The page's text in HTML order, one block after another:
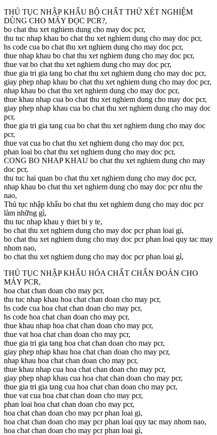
THỦ TỤC NHẬP KHẨU BỘ CHẤT THỬ XÉT NGHIỆM
DÙNG CHO MÁY ĐỌC PCR?,
bo chat thu xet nghiem dung cho may doc pcr,
thu tuc nhap khau bo chat thu xet nghiem dung cho may doc pcr,
hs code cua bo chat thu xet nghiem dung cho may doc pcr,
thue nhap khau bo chat thu xet nghiem dung cho may doc pcr,
thue vat bo chat thu xet nghiem dung cho may doc pcr,
thue gia tri gia tang bo chat thu xet nghiem dung cho may doc pcr,
giay phep nhap khau bo chat thu xet nghiem dung cho may doc pcr,
nhap khau bo chat thu xet nghiem dung cho may doc pcr,
thue khau nhap cua bo chat thu xet nghiem dung cho may doc pcr,
giay phep nhap khau cua bo chat thu xet nghiem dung cho may doc
pcr,
thue gia tri gia tang cua bo chat thu xet nghiem dung cho may doc
pcr,
thue vat cua bo chat thu xet nghiem dung cho may doc pcr,
phan loai bo chat thu xet nghiem dung cho may doc pcr,
CONG BO NHAP KHAU bo chat thu xet nghiem dung cho may
doc pcr,
thu tuc hai quan bo chat thu xet nghiem dung cho may doc pcr,
nhap khau bo chat thu xet nghiem dung cho may doc pcr nhu the
nao,
Thủ tục nhập khẩu bo chat thu xet nghiem dung cho may doc pcr
làm những gì,
thu tuc nhap khau y thiet bi y te,
bo chat thu xet nghiem dung cho may doc pcr phan loai gi,
bo chat thu xet nghiem dung cho may doc pcr phan loai quy tac may
nhom nao,
bo chat thu xet nghiem dung cho may doc pcr phan loai gì,
THỦ TỤC NHẬP KHẨU HÓA CHẤT CHẨN ĐOÁN CHO
MÁY PCR,
hoa chat chan doan cho may pcr,
thu tuc nhap khau hoa chat chan doan cho may pcr,
hs code cua hoa chat chan doan cho may pcr,
hs code hoa chat chan doan cho may pcr,
thue khau nhap hoa chat chan doan cho may pcr,
thue vat hoa chat chan doan cho may pcr,
thue gia tri gia tang hoa chat chan doan cho may pcr,
giay phep nhap khau hoa chat chan doan cho may pcr,
nhap khau hoa chat chan doan cho may pcr,
thue khau nhap cua hoa chat chan doan cho may pcr,
giay phep nhap khau cua hoa chat chan doan cho may pcr,
thue gia tri gia tang cua hoa chat chan doan cho may pcr,
thue vat cua hoa chat chan doan cho may pcr,
phan loai hoa chat chan doan cho may pcr,
hoa chat chan doan cho may pcr phan loai gi,
hoa chat chan doan cho may pcr phan loai quy tac may nhom nao,
hoa chat chan doan cho may pcr phan loai gì,